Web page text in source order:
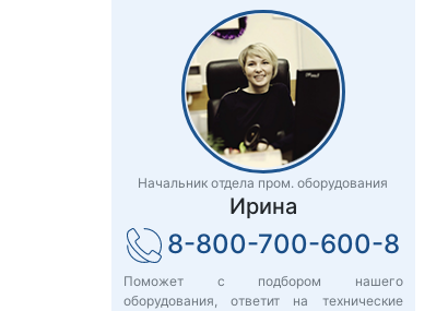
Начальник отдела пром. оборудования
Ирина
8-800-700-600-8
Поможет с подбором нашего
оборудования, ответит на технические